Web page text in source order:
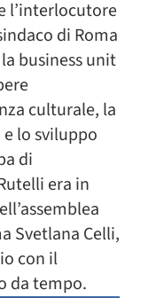
l’interlocutore
di Roma
business unit
culturale, la
lo sviluppo
di
era in
Svetlana Celli,
con il
da tempo.